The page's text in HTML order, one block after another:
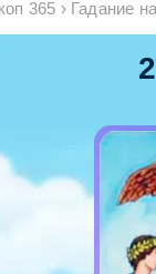
365 › Гадание